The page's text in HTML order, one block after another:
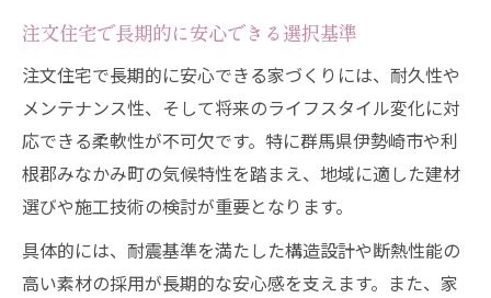
注文住宅で長期的に安心できる選択基準
注文住宅で長期的に安心できる家づくりには、耐久性や
メンテナンス性、そして将来のライフスタイル変化に対
応できる柔軟性が不可欠です。特に群馬県伊勢崎市や利
根郡みなかみ町の気候特性を踏まえ、地域に適した建材
選びや施工技術の検討が重要となります。
具体的には、耐震基準を満たした構造設計や断熱性能の
高い素材の採用が長期的な安心感を支えます。また、家